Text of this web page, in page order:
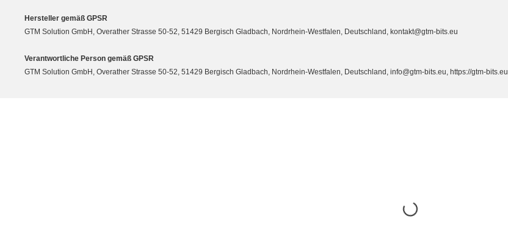
Hersteller gemäß GPSR
GTM Solution GmbH, Overather Strasse 50-52, 51429 Bergisch Gladbach, Nordrhein-Westfalen, Deutschland, kontakt@gtm-bits.eu
Verantwortliche Person gemäß GPSR
GTM Solution GmbH, Overather Strasse 50-52, 51429 Bergisch Gladbach, Nordrhein-Westfalen, Deutschland, info@gtm-bits.eu, https://gtm-bits.eu